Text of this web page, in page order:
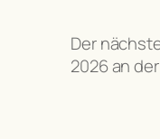
Der
2026 an